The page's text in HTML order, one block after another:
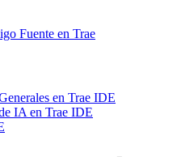
Fuente en Trae
en Trae IDE
IA en Trae IDE